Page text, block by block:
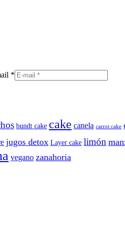
*
bundt cake cake canela carrot cake
jugos detox Layer cake limón
vegano zanahoria